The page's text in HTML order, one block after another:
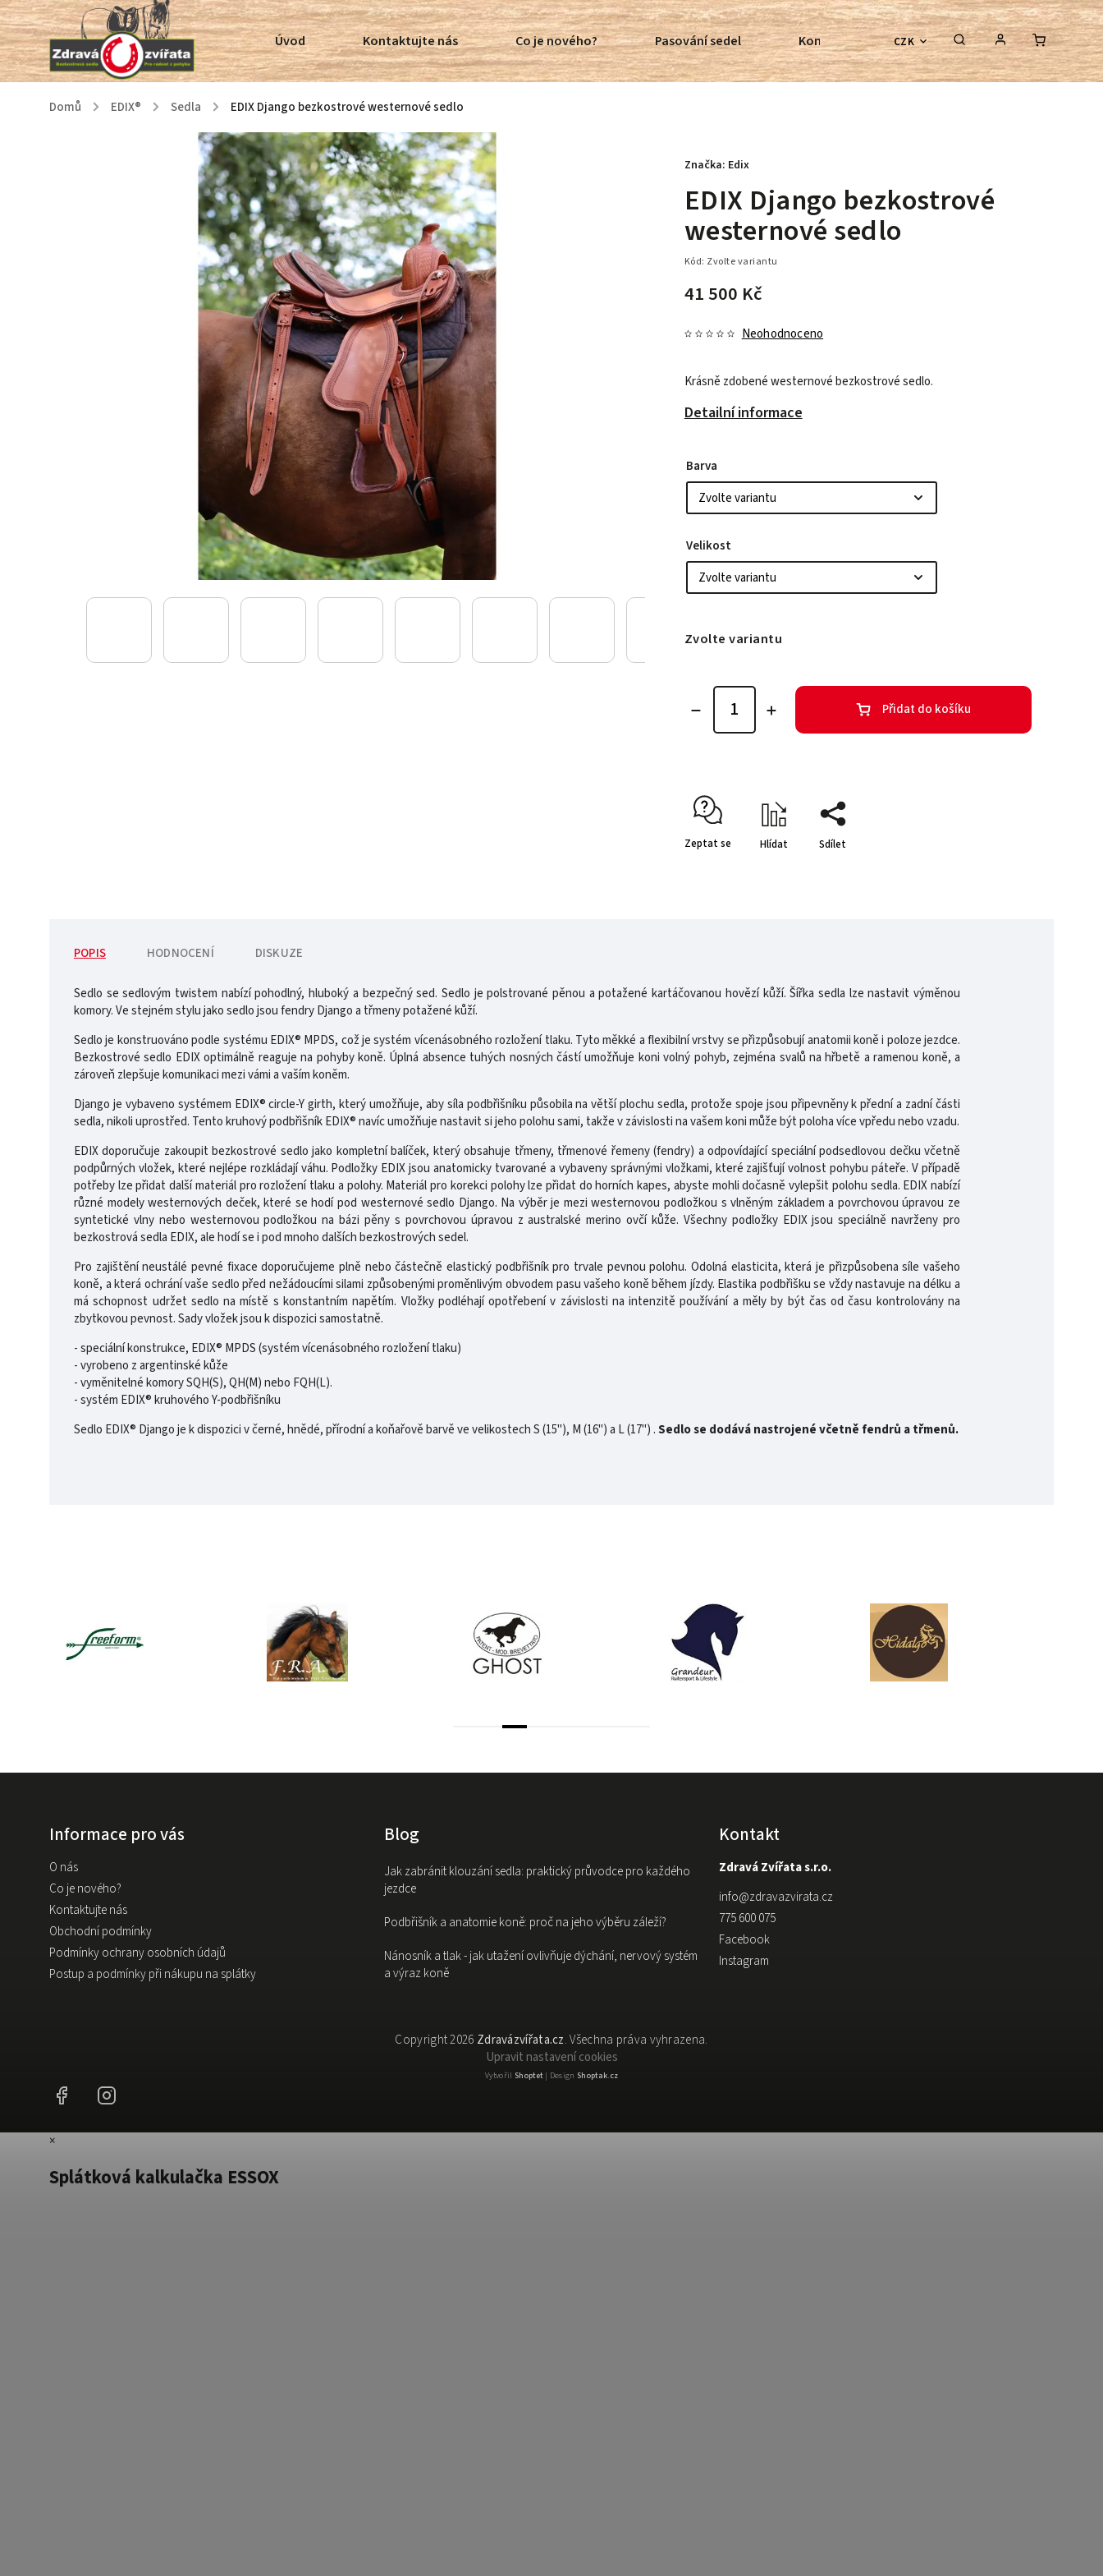
CZK
Úvod Kontaktujte nás Co je nového? Pasování sedel Kontroly bezkostrových sedel Poradenství
Domů / EDIX® / Sedla / EDIX Django bezkostrové westernové sedlo
EDIX Django bezkostrové
westernové sedlo
Kód: Zvolte variantu
41 500 Kč
Neohodnoceno
Krásně zdobené westernové bezkostrové sedlo.
Detailní informace
Značka: Edix
Barva
Velikost
Zvolte variantu
Přidat do košíku
Zeptat se Hlídat Sdílet
POPIS HODNOCENÍ DISKUZE
Sedlo se sedlovým twistem nabízí pohodlný, hluboký a bezpečný sed. Sedlo je polstrované pěnou a potažené kartáčovanou hovězí kůží. Šířka sedla lze nastavit výměnou
komory. Ve stejném stylu jako sedlo jsou fendry Django a třmeny potažené kůží.
Sedlo je konstruováno podle systému EDIX® MPDS, což je systém vícenásobného rozložení tlaku. Tyto měkké a flexibilní vrstvy se přizpůsobují anatomii koně i poloze jezdce.
Bezkostrové sedlo EDIX optimálně reaguje na pohyby koně. Úplná absence tuhých nosných částí umožňuje koni volný pohyb, zejména svalů na hřbetě a ramenou koně, a
zároveň zlepšuje komunikaci mezi vámi a vaším koněm.
Django je vybaveno systémem EDIX® circle-Y girth, který umožňuje, aby síla podbřišníku působila na větší plochu sedla, protože spoje jsou připevněny k přední a zadní části
sedla, nikoli uprostřed. Tento kruhový podbřišník EDIX® navíc umožňuje nastavit si jeho polohu sami, takže v závislosti na vašem koni může být poloha více vpředu nebo vzadu.
EDIX doporučuje zakoupit bezkostrové sedlo jako kompletní balíček, který obsahuje třmeny, třmenové řemeny (fendry) a odpovídající speciální podsedlovou dečku včetně
podpůrných vložek, které nejlépe rozkládají váhu. Podložky EDIX jsou anatomicky tvarované a vybaveny správnými vložkami, které zajišťují volnost pohybu páteře. V případě
potřeby lze přidat další materiál pro rozložení tlaku a polohy. Materiál pro korekci polohy lze přidat do horních kapes, abyste mohli dočasně vylepšit polohu sedla. EDIX nabízí
různé modely westernových deček, které se hodí pod westernové sedlo Django. Na výběr je mezi westernovou podložkou s vlněným základem a povrchovou úpravou ze
syntetické vlny nebo westernovou podložkou na bázi pěny s povrchovou úpravou z australské merino ovčí kůže. Všechny podložky EDIX jsou speciálně navrženy pro
bezkostrová sedla EDIX, ale hodí se i pod mnoho dalších bezkostrových sedel.
Pro zajištění neustálé pevné fixace doporučujeme plně nebo částečně elastický podbřišník pro trvale pevnou polohu. Odolná elasticita, která je přizpůsobena síle vašeho
koně, a která ochrání vaše sedlo před nežádoucími silami způsobenými proměnlivým obvodem pasu vašeho koně během jízdy. Elastika podbřišku se vždy nastavuje na délku a
má schopnost udržet sedlo na místě s konstantním napětím. Vložky podléhají opotřebení v závislosti na intenzitě používání a měly by být čas od času kontrolovány na
zbytkovou pevnost. Sady vložek jsou k dispozici samostatně.
- speciální konstrukce, EDIX® MPDS (systém vícenásobného rozložení tlaku)
- vyrobeno z argentinské kůže
- vyměnitelné komory SQH(S), QH(M) nebo FQH(L).
- systém EDIX® kruhového Y-podbřišníku
Sedlo EDIX® Django je k dispozici v černé, hnědé, přírodní a koňařově barvě ve velikostech S (15"), M (16") a L (17") .Sedlo se dodává nastrojené včetně fendrů a třmenů.
Informace pro vás
O nás
Co je nového?
Kontaktujte nás
Obchodní podmínky
Podmínky ochrany osobních údajů
Postup a podmínky při nákupu na splátky
Blog
Jak zabránit klouzání sedla: praktický průvodce pro každého
jezdce
Podbřišník a anatomie koně: proč na jeho výběru záleží?
Nánosník a tlak - jak utažení ovlivňuje dýchání, nervový systém
a výraz koně
Kontakt
Zdravá Zvířata s.r.o.
info@zdravazvirata.cz
775 600 075
Facebook
Instagram
Copyright 2026 Zdravázvířata.cz. Všechna práva vyhrazena.
Upravit nastavení cookies
Vytvořil Shoptet| Design Shoptak.cz
Facebook
×
Splátková kalkulačka ESSOX